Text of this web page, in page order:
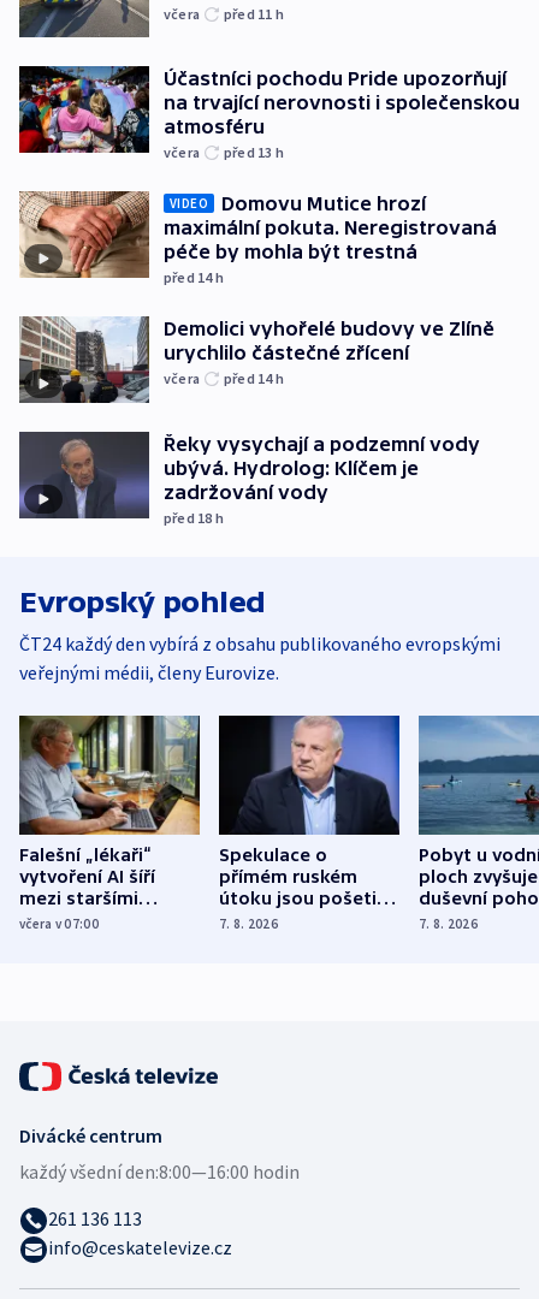
včera před 11 h
Účastníci pochodu Pride upozorňují
na trvající nerovnosti i společenskou
atmosféru
včera před 13 h
VIDEO
Domovu Mutice hrozí
maximální pokuta. Neregistrovaná
péče by mohla být trestná
před 14h
Demolici vyhořelé budovy ve Zlíně
urychlilo částečné zřícení
včera před 14h
Řeky vysychají a podzemní vody
ubývá. Hydrolog: Klíčem je
zadržování vody
před 18 h
Evropský pohled
ČT24 každý den vybírá z obsahu publikovaného evropskými
veřejnými médii, členy Eurovize.
Falešní „lékaři“
vytvoření AI šíří
mezi staršími
Poláky nebezpečné
včera v 07:00
Spekulace o
přímém ruském
útoku jsou pošetilé,
míní estonský
7. 8. 2026
Pobyt u
ploch zvyšuje
duševní
ukázala
7. 8. 2026
Divácké centrum
každý všední den:8:00—16:00 hodin
261 136 113
info@ceskatelevize.cz